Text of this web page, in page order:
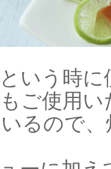
いう時
ご使用
るので